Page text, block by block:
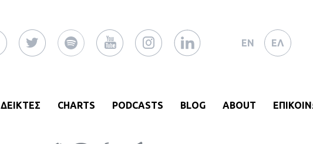
EN ΕΛ
ΔΕΙΚΤΕΣ CHARTS PODCASTS BLOG ABOUT